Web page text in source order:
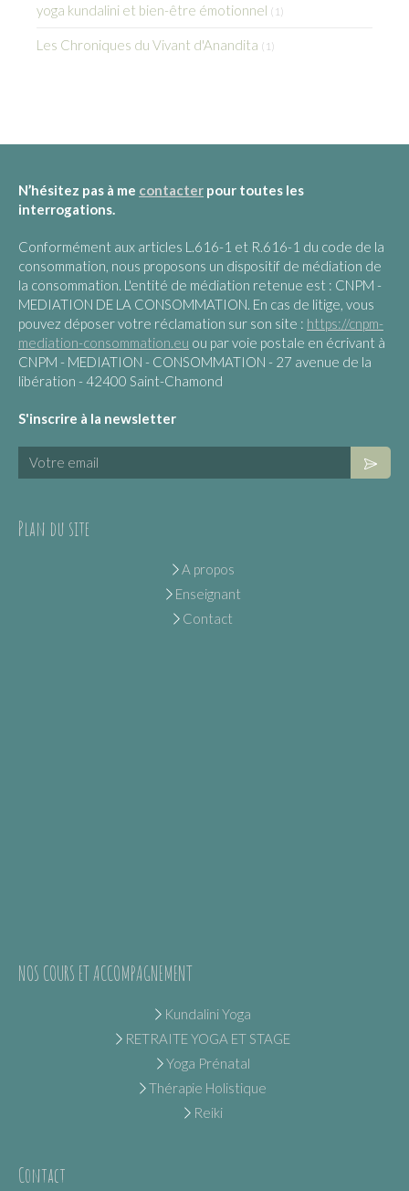
yoga kundalini et bien-être émotionnel (1)
Les Chroniques du Vivant d'Anandita (1)
N’hésitez pas à me contacter pour toutes les
interrogations.
Conformément aux articles L.616-1 et R.616-1 du code de la
consommation, nous proposons un dispositif de médiation de
la consommation. L'entité de médiation retenue est : CNPM -
MEDIATION DE LA CONSOMMATION. En cas de litige, vous
pouvez déposer votre réclamation sur son site : https://cnpm-
mediation-consommation.eu ou par voie postale en écrivant à
CNPM - MEDIATION - CONSOMMATION - 27 avenue de la
libération - 42400 Saint-Chamond
S'inscrire à la newsletter
Votre email
Plan du site
A propos
Enseignant
Contact
NOS COURS ET ACCOMPAGNEMENT
Kundalini Yoga
RETRAITE YOGA ET STAGE
Yoga Prénatal
Thérapie Holistique
Reiki
Contact